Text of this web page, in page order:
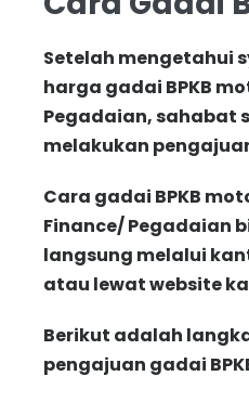
Setelah mengetahui
harga gadai BPKB
Pegadaian, sahabat
melakukan
Cara gadai BPKB
Finance/ Pegadaian
langsung melalui
atau lewat website
Berikut adalah
pengajuan gadai